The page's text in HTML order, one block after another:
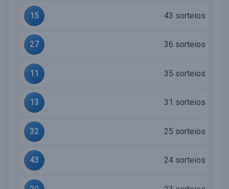
15 43 sorteios
27 36 sorteios
11 35 sorteios
13 31 sorteios
32 25 sorteios
43 24 sorteios